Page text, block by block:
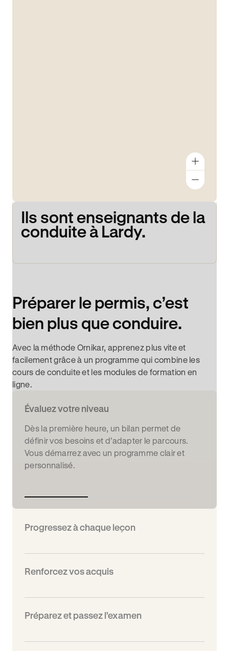
Ils sont enseignants de la
conduite à Lardy.
Préparer le permis, c’est
bien plus que conduire.
Avec la méthode Ornikar, apprenez plus vite et
facilement grâce à un programme qui combine les
cours de conduite et les modules de formation en
ligne.
Évaluez votre niveau
Dès la première heure, un bilan permet de
définir vos besoins et d’adapter le parcours.
Vous démarrez avec un programme clair et
personnalisé.
Progressez à chaque leçon
Renforcez vos acquis
Préparez et passez l’examen